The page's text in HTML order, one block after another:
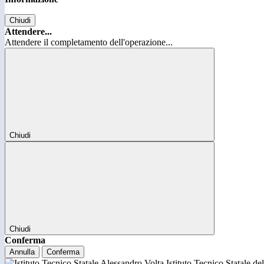
Chiudi
Attendere...
Attendere il completamento dell'operazione...
Chiudi
Chiudi
Conferma
Annulla Conferma